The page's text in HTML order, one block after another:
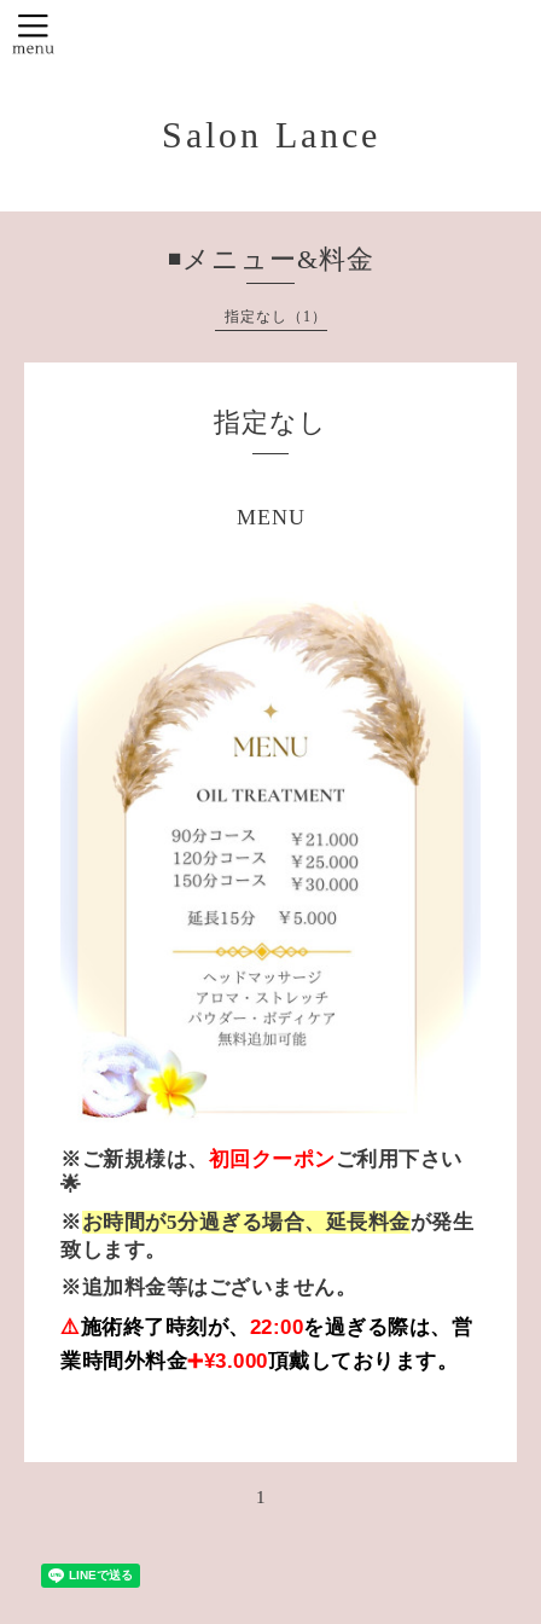
Salon Lance
◾️メニュー&料金
指定なし（1）
指定なし
MENU
※ご新規様は、 初回クーポンご利用下さい
🌟
※お時間が5分過ぎる場合、延長料金が発生
致します。
※追加料金等はございません。
⚠️施術終了時刻が、 22:00を過ぎる際は、 営
業時間外料金➕¥3.000頂戴しております。
1